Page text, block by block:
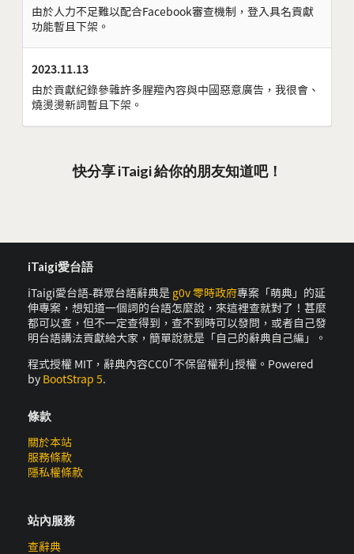
由於人力不足難以配合Facebook審查機制，登入具名貢獻
功能暫且下架。
2023.11.13
由於貢獻紀錄參雜許多腥羶內容與中國惡意廣告，我很會、
燒燙燙新詞暫且下架。
快分享 iTaigi 給你的朋友知道吧！
iTaigi愛台語
iTaigi愛台語-群眾台語辭典是 g0v 零時政府專案「萌典」的延
伸專案，想知道一個詞的台語怎麼說，來這裡查就對了！甚麼
都可以查，但不一定查得到，查不到時可以發問，或者自己發
明台語講法貢獻給大家，簡單說就是「自己的辭典自己編」。
程式授權 MIT，辭典內容CC0｢不保留權利｣授權。Powered
by BootStrap 5.
條款
關於本站
服務條款
隱私權條款
站內服務
查辭典